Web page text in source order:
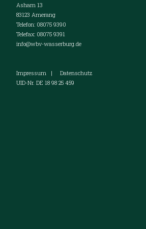
Asham 13
83123 Amerang
Telefon: 08075 9390
Telefax: 08075 9391
info@wbv-wasserburg.de
Impressum | Datenschutz
UID-Nr. DE 18 98 25 459